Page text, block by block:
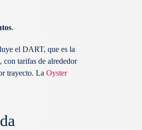
.
el DART, que es la
con tarifas de alrededor
trayecto. La Oyster